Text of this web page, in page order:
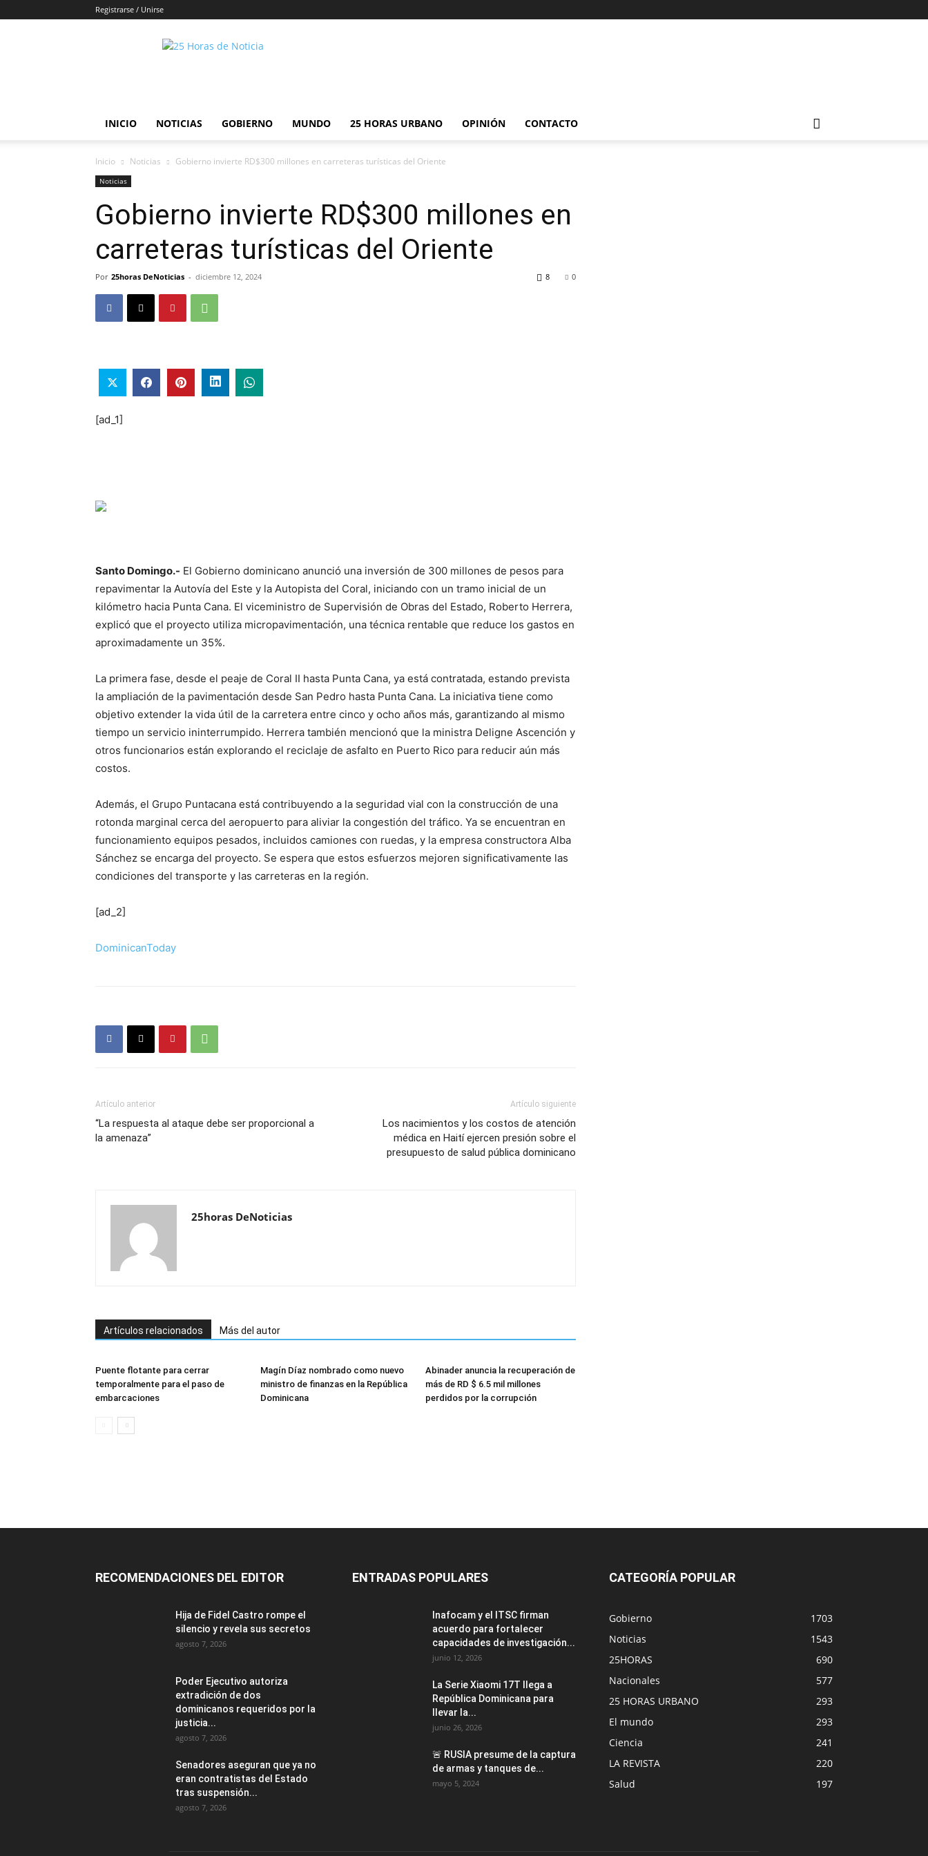
Registrarse / Unirse
25horasdenoticias
INICIO NOTICIAS GOBIERNO MUNDO 25 HORAS URBANO OPINIÓN CONTACTO
Inicio Noticias Gobierno invierte RD$300 millones en carreteras turísticas del Oriente
Noticias
Gobierno invierte RD$300 millones en
carreteras turísticas del Oriente
Por 25horas DeNoticias - diciembre 12, 2024 0
8
[ad_1]
Santo Domingo.- El Gobierno dominicano anunció una inversión de 300 millones de pesos para
repavimentar la Autovía del Este y la Autopista del Coral, iniciando con un tramo inicial de un
kilómetro hacia Punta Cana. El viceministro de Supervisión de Obras del Estado, Roberto Herrera,
explicó que el proyecto utiliza micropavimentación, una técnica rentable que reduce los gastos en
aproximadamente un 35%.
La primera fase, desde el peaje de Coral II hasta Punta Cana, ya está contratada, estando prevista
la ampliación de la pavimentación desde San Pedro hasta Punta Cana. La iniciativa tiene como
objetivo extender la vida útil de la carretera entre cinco y ocho años más, garantizando al mismo
tiempo un servicio ininterrumpido. Herrera también mencionó que la ministra Deligne Ascención y
otros funcionarios están explorando el reciclaje de asfalto en Puerto Rico para reducir aún más
costos.
Además, el Grupo Puntacana está contribuyendo a la seguridad vial con la construcción de una
rotonda marginal cerca del aeropuerto para aliviar la congestión del tráfico. Ya se encuentran en
funcionamiento equipos pesados, incluidos camiones con ruedas, y la empresa constructora Alba
Sánchez se encarga del proyecto. Se espera que estos esfuerzos mejoren significativamente las
condiciones del transporte y las carreteras en la región.
[ad_2]
DominicanToday
Artículo anterior
“La respuesta al ataque debe ser proporcional a
la amenaza”
Artículo siguiente
Los nacimientos y los costos de atención
médica en Haití ejercen presión sobre el
presupuesto de salud pública dominicano
25horas DeNoticias
Artículos relacionados Más del autor
Puente flotante para cerrar
temporalmente para el paso de
embarcaciones
Magín Díaz nombrado como nuevo
ministro de finanzas en la República
Dominicana
Abinader anuncia la recuperación de
más de RD $ 6.5 mil millones
perdidos por la corrupción
RECOMENDACIONES DEL EDITOR
Hija de Fidel Castro rompe el
silencio y revela sus secretos
agosto 7, 2026
Poder Ejecutivo autoriza
extradición de dos
dominicanos requeridos por la
justicia...
agosto 7, 2026
Senadores aseguran que ya no
eran contratistas del Estado
tras suspensión...
agosto 7, 2026
ENTRADAS POPULARES
Inafocam y el ITSC firman
acuerdo para fortalecer
capacidades de investigación...
junio 12, 2026
La Serie Xiaomi 17T llega a
República Dominicana para
llevar la...
junio 26, 2026
🚨 RUSIA presume de la captura
de armas y tanques de...
mayo 5, 2024
CATEGORÍA POPULAR
Gobierno
1703
Noticias
1543
25HORAS
690
Nacionales
577
25 HORAS URBANO
293
El mundo
293
Ciencia
241
LA REVISTA
220
Salud
197